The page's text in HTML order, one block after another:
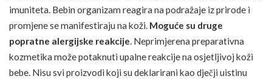
imuniteta. Bebin organizam reagira na podražaje iz prirode i
promjene se manifestiraju na koži. Moguće su druge
popratne alergijske reakcije. Neprimjerena preparativna
kozmetika može potaknuti upalne reakcije na osjetljivoj koži
bebe. Nisu svi proizvodi koji su deklarirani kao dječji uistinu